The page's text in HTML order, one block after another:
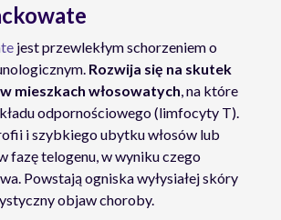
jest przewlekłym schorzeniem o
Rozwija się na skutek
mieszkach włosowatych, na które
odpornościowego (limfocyty T).
i szybkiego ubytku włosów lub
fazę telogenu, w wyniku czego
Powstają ogniska wyłysiałej skóry
objaw choroby.